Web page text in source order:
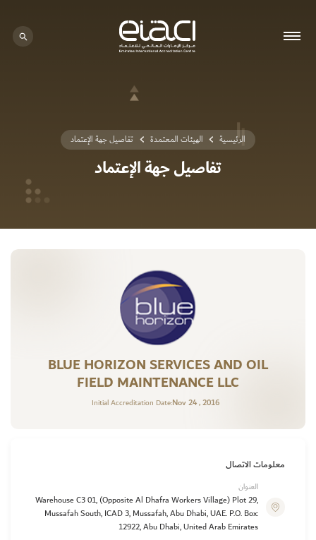
الرئيسية الهيئات المعتمدة تفاصيل جهة الإعتماد
تفاصيل جهة الإعتماد
BLUE HORIZON SERVICES AND OIL
FIELD MAINTENANCE LLC
Initial Accreditation Date:Nov 24 , 2016
معلومات الاتصال
العنوان
Warehouse C3 01, (Opposite Al Dhafra Workers Village) Plot 29,
Mussafah South, ICAD 3, Mussafah, Abu Dhabi, UAE. P.O. Box:
12922, Abu Dhabi, United Arab Emirates